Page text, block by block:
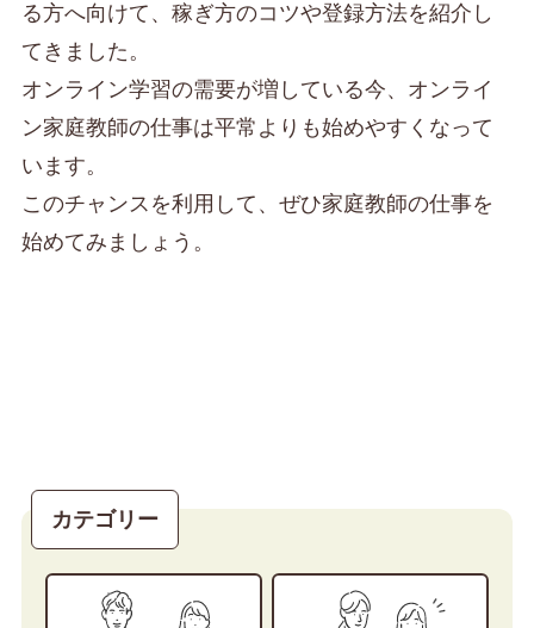
る方へ向けて、稼ぎ方のコツや登録方法を紹介し
てきました。
オンライン学習の需要が増している今、オンライ
ン家庭教師の仕事は平常よりも始めやすくなって
います。
このチャンスを利用して、ぜひ家庭教師の仕事を
始めてみましょう。
カテゴリー